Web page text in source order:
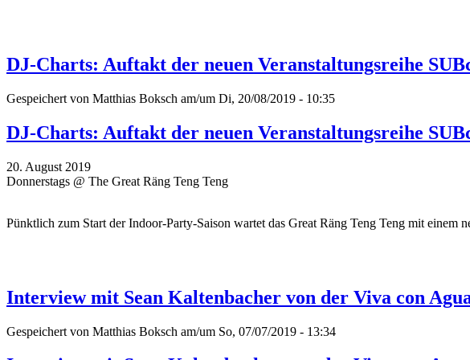
DJ-Charts: Auftakt der neuen Veranstaltungsreihe
Gespeichert von Matthias Boksch am/um Di, 20/08/2019 - 10:35
DJ-Charts: Auftakt der neuen Veranstaltungsreihe
20. August 2019
Donnerstags @ The Great Räng Teng Teng
Pünktlich zum Start der Indoor-Party-Saison wartet das Great Räng Teng Teng mit einem
Interview mit Sean Kaltenbacher von der Viva con
Gespeichert von Matthias Boksch am/um So, 07/07/2019 - 13:34